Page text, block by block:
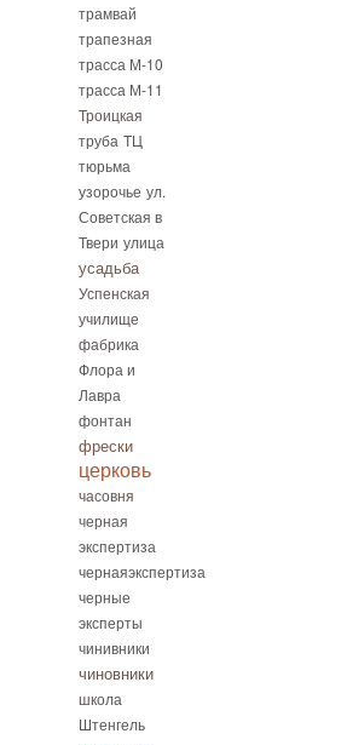
трамвай
трапезная
трасса М-10
трасса М-11
Троицкая
труба ТЦ
тюрьма
узорочье ул.
Советская в
Твери улица
усадьба
Успенская
училище
фабрика
Флора и
Лавра
фонтан
фрески
церковь
часовня
черная
экспертиза
чернаяэкспертиза
черные
эксперты
чинивники
чиновники
школа
Штенгель